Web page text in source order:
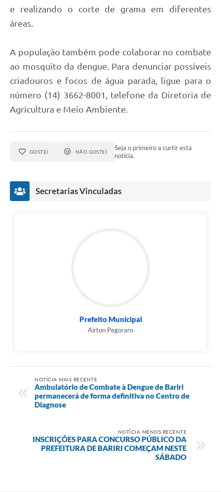
e realizando o corte de grama em diferentes
áreas.
A população também pode colaborar no combate
ao mosquito da dengue. Para denunciar possíveis
criadouros e focos de água parada, ligue para o
número (14) 3662-8001, telefone da Diretoria de
Agricultura e Meio Ambiente.
GOSTEI NÃO GOSTEI
Seja o primeiro a curtir esta
notícia.
Secretarias Vinculadas
Prefeito Municipal
Airton Pegoraro
NOTÍCIA MAIS RECENTE
Ambulatório de Combate à Dengue de Bariri
permanecerá de forma definitiva no Centro de
Diagnose
NOTÍCIA MENOS RECENTE
INSCRIÇÕES PARA CONCURSO PÚBLICO DA
PREFEITURA DE BARIRI COMEÇAM NESTE
SÁBADO